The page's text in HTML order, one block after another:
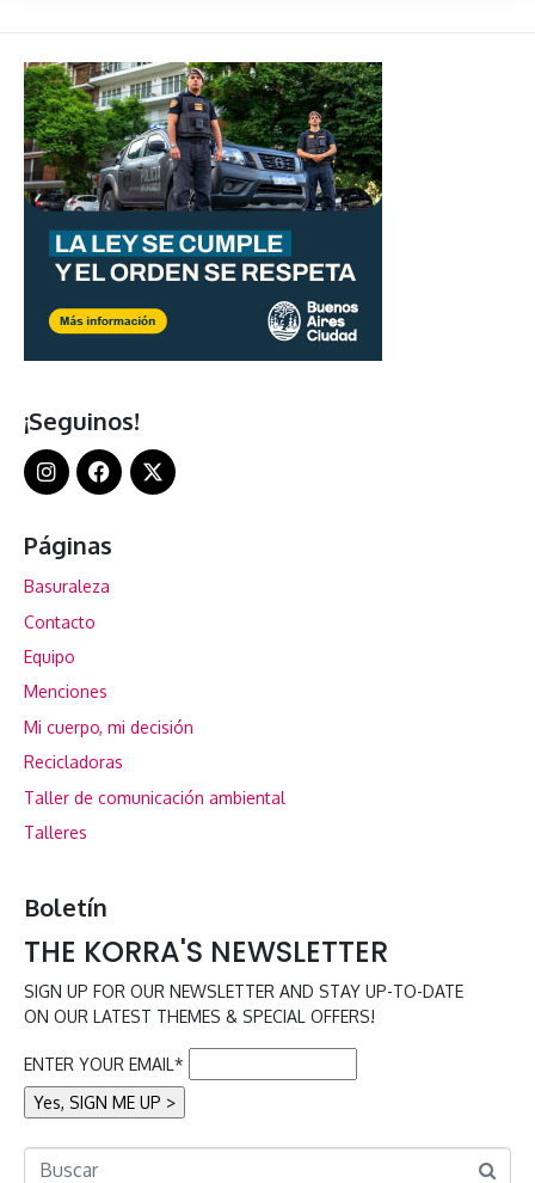
¡Seguinos!
Páginas
Basuraleza
Contacto
Equipo
Menciones
Mi cuerpo, mi decisión
Recicladoras
Taller de comunicación ambiental
Talleres
Boletín
THE KORRA'S NEWSLETTER
SIGN UP FOR OUR NEWSLETTER AND STAY UP-TO-DATE
ON OUR LATEST THEMES & SPECIAL OFFERS!
ENTER YOUR EMAIL*